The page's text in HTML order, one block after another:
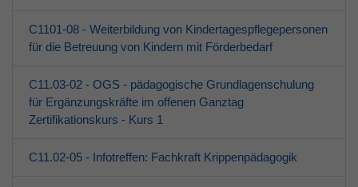
Über den jfd
C1101-08 - Weiterbildung von Kindertagespflegepersonen
für die Betreuung von Kindern mit Förderbedarf
C11.03-02 - OGS - pädagogische Grundlagenschulung
für Ergänzungskräfte im offenen Ganztag
Zertifikationskurs - Kurs 1
C11.02-05 - Infotreffen: Fachkraft Krippenpädagogik